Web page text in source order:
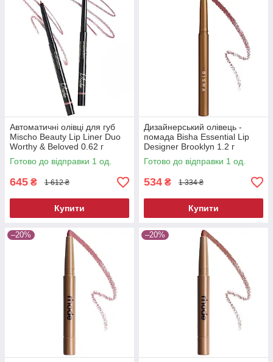
Автоматичні олівці для губ
Mischo Beauty Lip Liner Duo
Worthy & Beloved 0.62 г
Готово до відправки 1 од.
645 ₴ 1 612 ₴
Купити
Дизайнерський олівець -
помада Bisha Essential Lip
Designer Brooklyn 1.2 г
Готово до відправки 1 од.
534 ₴ 1 334 ₴
Купити
–20% –20%